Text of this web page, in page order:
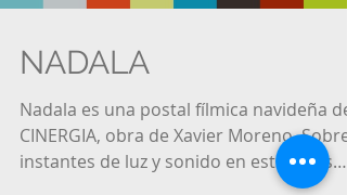
NADALA
Nadala es una postal fílmica navideña de
CINERGIA, obra de Xavier Moreno. Sobre
instantes de luz y sonido en estos días